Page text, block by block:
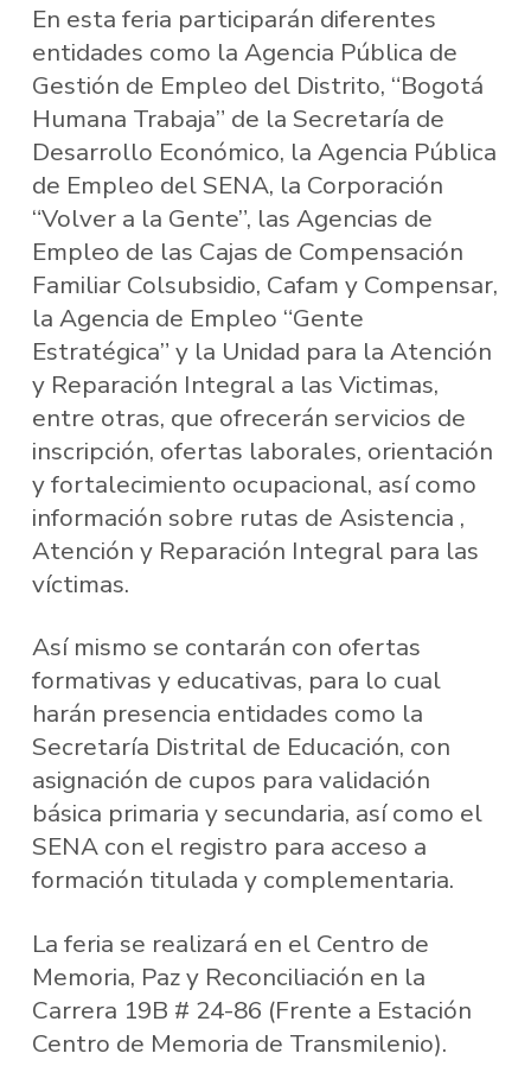
En esta feria participarán diferentes
entidades como la Agencia Pública de
Gestión de Empleo del Distrito, “Bogotá
Humana Trabaja” de la Secretaría de
Desarrollo Económico, la Agencia Pública
de Empleo del SENA, la Corporación
“Volver a la Gente”, las Agencias de
Empleo de las Cajas de Compensación
Familiar Colsubsidio, Cafam y Compensar,
la Agencia de Empleo “Gente
Estratégica” y la Unidad para la Atención
y Reparación Integral a las Victimas,
entre otras, que ofrecerán servicios de
inscripción, ofertas laborales, orientación
y fortalecimiento ocupacional, así como
información sobre rutas de Asistencia ,
Atención y Reparación Integral para las
víctimas.
Así mismo se contarán con ofertas
formativas y educativas, para lo cual
harán presencia entidades como la
Secretaría Distrital de Educación, con
asignación de cupos para validación
básica primaria y secundaria, así como el
SENA con el registro para acceso a
formación titulada y complementaria.
La feria se realizará en el Centro de
Memoria, Paz y Reconciliación en la
Carrera 19B # 24-86 (Frente a Estación
Centro de Memoria de Transmilenio).